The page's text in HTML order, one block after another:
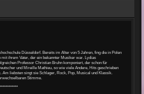
Düsseldorf. Bereits im Alter von 5 Jahren, fing die in Polen
mit ihrem Vater, der ein bekannter Musiker war. Lydias
Professor Christian Bruhn komponiert, der schon für
und Mireille Mathieu, so wie viele Andere, Hits geschrieben
Am liebsten singt sie Schlager, Rock, Pop, Musical und Klassik.
Stimme.